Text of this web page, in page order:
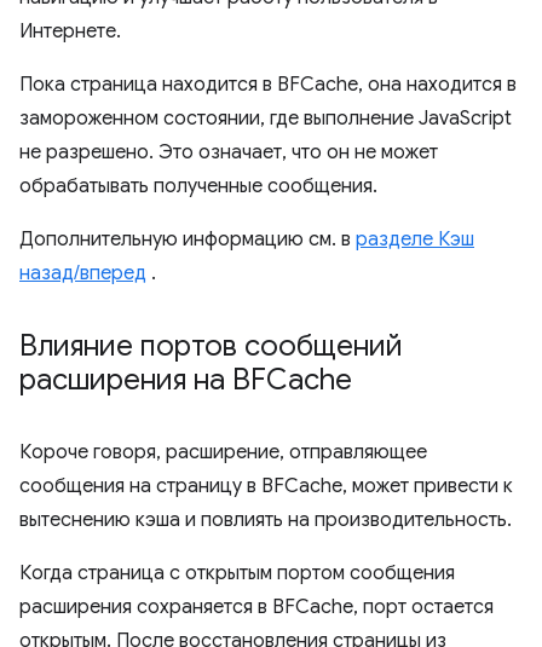
Интернете.
Пока страница находится в BFCache, она находится в
замороженном состоянии, где выполнение JavaScript
не разрешено. Это означает, что он не может
обрабатывать полученные сообщения.
Дополнительную информацию см. в разделе Кэш
назад/вперед .
Влияние портов сообщений
расширения на BFCache
Короче говоря, расширение, отправляющее
сообщения на страницу в BFCache, может привести к
вытеснению кэша и повлиять на производительность.
Когда страница с открытым портом сообщения
расширения сохраняется в BFCache, порт остается
открытым. После восстановления страницы из